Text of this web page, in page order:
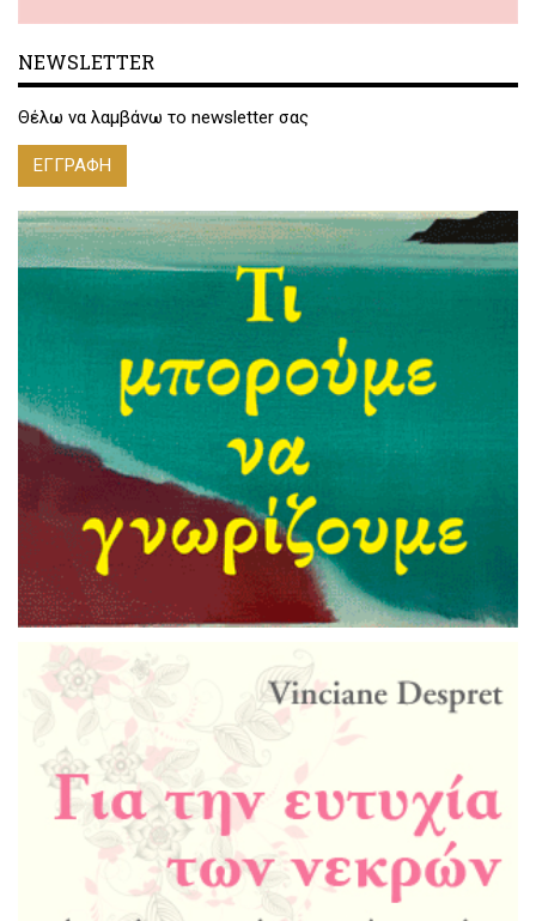
NEWSLETTER
Θέλω να λαμβάνω το newsletter σας
ΕΓΓΡΑΦΗ